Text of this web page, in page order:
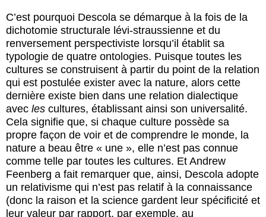
C’est pourquoi Descola se démarque à la fois de la
dichotomie structurale lévi-straussienne et du
renversement perspectiviste lorsqu’il établit sa
typologie de quatre ontologies. Puisque toutes les
cultures se construisent à partir du point de la relation
qui est postulée exister avec la nature, alors cette
dernière existe bien dans une relation dialectique
avec les cultures, établissant ainsi son universalité.
Cela signifie que, si chaque culture possède sa
propre façon de voir et de comprendre le monde, la
nature a beau être « une », elle n’est pas connue
comme telle par toutes les cultures. Et Andrew
Feenberg a fait remarquer que, ainsi, Descola adopte
un relativisme qui n’est pas relatif à la connaissance
(donc la raison et la science gardent leur spécificité et
leur valeur par rapport, par exemple, au